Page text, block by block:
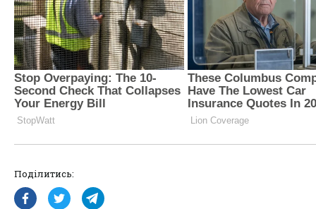
Поділитись: